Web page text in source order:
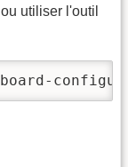
utiliser l'outil